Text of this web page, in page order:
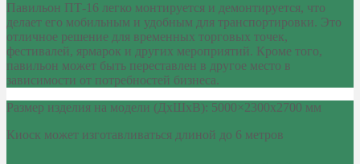
Павильон ПТ-16 легко монтируется и демонтируется, что
делает его мобильным и удобным для транспортировки. Это
отличное решение для временных торговых точек,
фестивалей, ярмарок и других мероприятий. Кроме того,
павильон может быть переставлен в другое место в
зависимости от потребностей бизнеса.
Размер изделия на модели (ДхШхВ): 5000×2300х2700 мм
Киоск может изготавливаться длиной до 6 метров